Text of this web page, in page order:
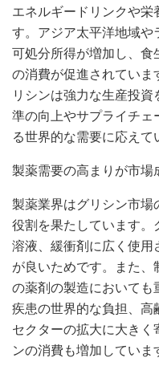
エネルギードリンクや栄
す。アジア太平洋地域や
可処分所得が増加し、食
の消費が促進されてい
リシンは強力な生産投
準の向上やサプライチェ
る世界的な需要に応えて
製薬需要の高まりが市場
製薬業界はグリシン市場
役割を果たしています。
溶液、緩衝剤に広く使用
が良いためです。また
の薬剤の製造においても
疾患の世界的な負担、
セクターの拡大に大き
ンの消費も増加していま